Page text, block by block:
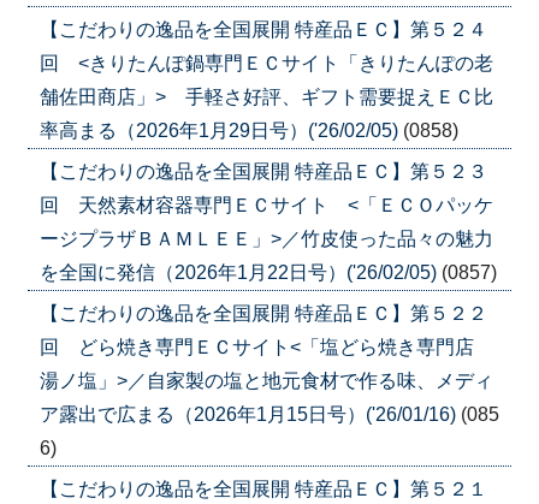
【こだわりの逸品を全国展開 特産品ＥＣ】第５２４
回 <きりたんぽ鍋専門ＥＣサイト「きりたんぽの老
舗佐田商店」> 手軽さ好評、ギフト需要捉えＥＣ比
率高まる（2026年1月29日号）('26/02/05) (0858)
【こだわりの逸品を全国展開 特産品ＥＣ】第５２３
回 天然素材容器専門ＥＣサイト <「ＥＣＯパッケ
ージプラザＢＡＭＬＥＥ」>／竹皮使った品々の魅力
を全国に発信（2026年1月22日号）('26/02/05) (0857)
【こだわりの逸品を全国展開 特産品ＥＣ】第５２２
回 どら焼き専門ＥＣサイト<「塩どら焼き専門店
湯ノ塩」>／自家製の塩と地元食材で作る味、メディ
ア露出で広まる（2026年1月15日号）('26/01/16) (085
6)
【こだわりの逸品を全国展開 特産品ＥＣ】第５２１